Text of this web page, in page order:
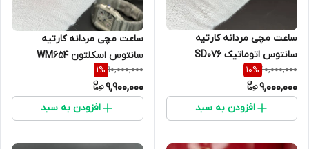
ساعت مچی مردانه کارتیه
سانتوس اتوماتیک SD076
10,000,000
10%
9,000,000
افزودن به سبد
ساعت مچی مردانه کارتیه
سانتوس اسکلتون WM654
10,000,000
1%
9,900,000
افزودن به سبد